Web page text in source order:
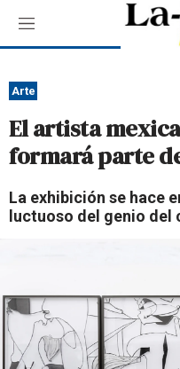
M
e
ú
Arte
El artista
formará parte
La exhibición se hace
luctuoso del genio del